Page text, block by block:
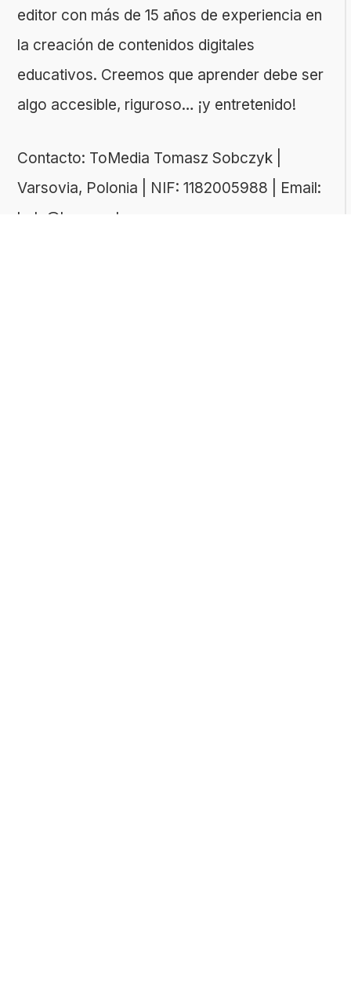
editor con más de 15 años de experiencia en
la creación de contenidos digitales
educativos. Creemos que aprender debe ser
algo accesible, riguroso… ¡y entretenido!
Contacto: ToMedia Tomasz Sobczyk |
Varsovia, Polonia | NIF: 1182005988 | Email:
hola@buen-saber.com